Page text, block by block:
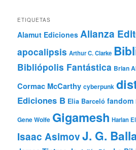
ETIQUETAS
Alamut Ediciones Alianza
apocalipsis Arthur C. Clarke
Bibliópolis Fantástica Brian
Cormac McCarthy cyberpunk
Ediciones B Elia Barceló fandom
Gene Wolfe Gigamesh Harlan
Isaac AsimovJ. G.